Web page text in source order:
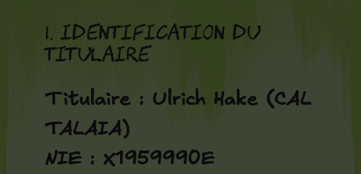
1. Identification du
titulaire
Titulaire : Ulrich Hake (CAL
TALAIA)
NIE : X1959990E